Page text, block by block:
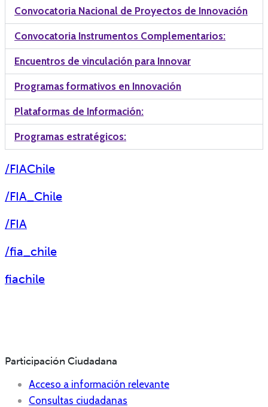
Convocatoria Nacional de Proyectos de Innovación
Convocatoria Instrumentos Complementarios:
Encuentros de vinculación para Innovar
Programas formativos en Innovación
Plataformas de Información:
Programas estratégicos:
/FIAChile
/FIA_Chile
/FIA
/fia_chile
fiachile
Participación Ciudadana
Acceso a información relevante
Consultas ciudadanas